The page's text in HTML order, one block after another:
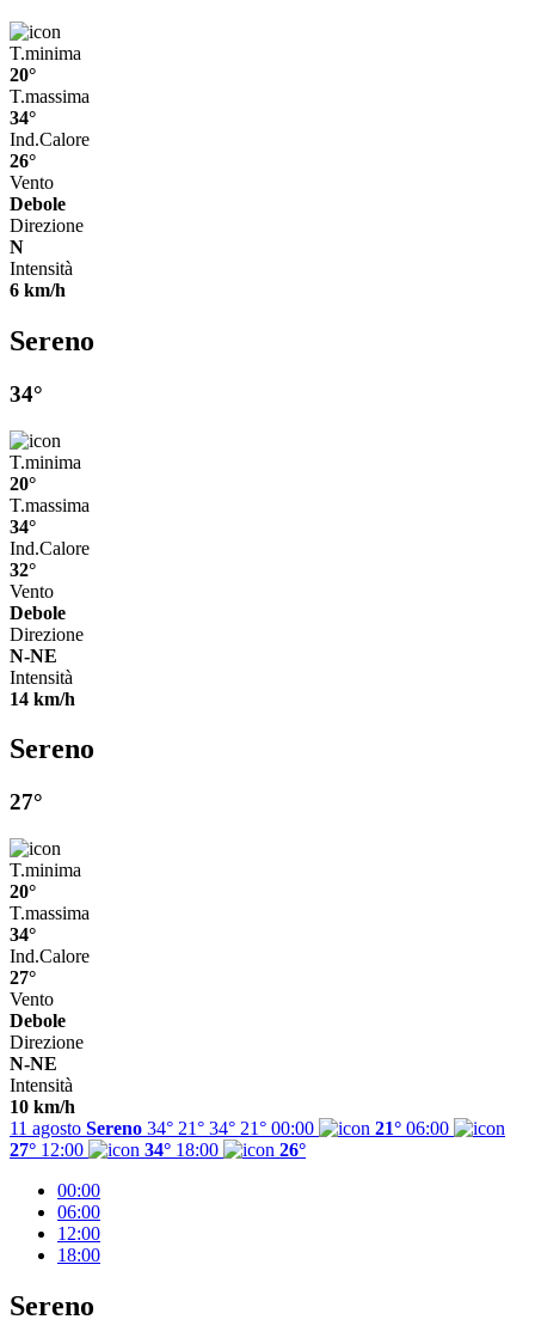
T.minima
20°
T.massima
34°
Ind.Calore
26°
Vento
Debole
Direzione
N
Intensità
6 km/h
Sereno
34°
T.minima
20°
T.massima
34°
Ind.Calore
32°
Vento
Debole
Direzione
N-NE
Intensità
14 km/h
Sereno
27°
T.minima
20°
T.massima
34°
Ind.Calore
27°
Vento
Debole
Direzione
N-NE
Intensità
10 km/h
11 agosto Sereno 34° 21° 34° 21° 00:00 21° 06:00
27° 12:00 34° 18:00
26°
00:00
06:00
12:00
18:00
Sereno